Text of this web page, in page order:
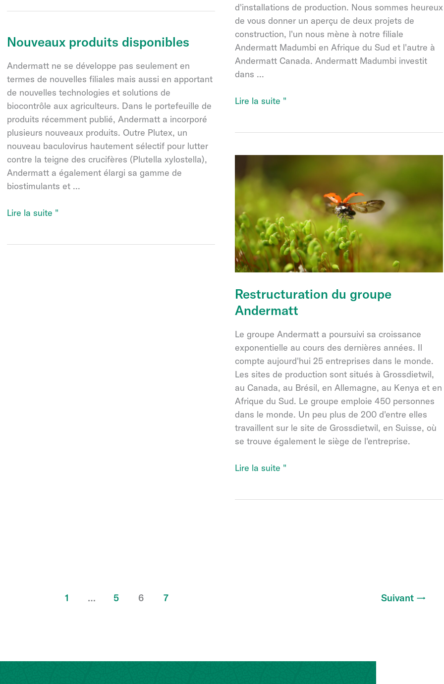
les
fruitières
-
une
histoire
à
succès
pour
les
agrumes
d'installations de production. Nous sommes heureux
de vous donner un aperçu de deux projets de
construction, l'un nous mène à notre filiale
Andermatt Madumbi en Afrique du Sud et l'autre à
Andermatt Canada. Andermatt Madumbi investit
dans ...
Le
dans
installations
production
Lire la suite "
Nouveaux produits disponibles
Andermatt ne se développe pas seulement en
termes de nouvelles filiales mais aussi en apportant
de nouvelles technologies et solutions de
biocontrôle aux agriculteurs. Dans le portefeuille de
produits récemment publié, Andermatt a incorporé
plusieurs nouveaux produits. Outre Plutex, un
nouveau baculovirus hautement sélectif pour lutter
contre la teigne des crucifères (Plutella xylostella),
Andermatt a également élargi sa gamme de
biostimulants et ...
Nouveaux
Lire la suite "
Restructuration du groupe
Andermatt
Le groupe Andermatt a poursuivi sa croissance
exponentielle au cours des dernières années. Il
compte aujourd'hui 25 entreprises dans le monde.
Les sites de production sont situés à Grossdietwil,
au Canada, au Brésil, en Allemagne, au Kenya et en
Afrique du Sud. Le groupe emploie 450 personnes
dans le monde. Un peu plus de 200 d'entre elles
travaillent sur le site de Grossdietwil, en Suisse, où
se trouve également le siège de l'entreprise.
Restructuration
Lire la suite "
1 … 5 6 7 Suivant →